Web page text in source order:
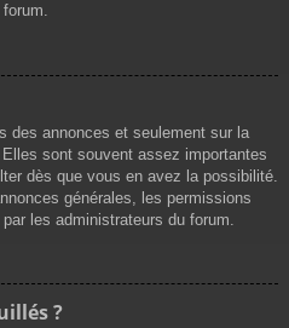
des annonces et seulement sur la
sont souvent assez importantes
dès que vous en avez la possibilité.
générales, les permissions
les administrateurs du forum.
?